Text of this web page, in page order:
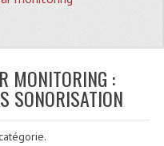
MONITORING :
SONORISATION